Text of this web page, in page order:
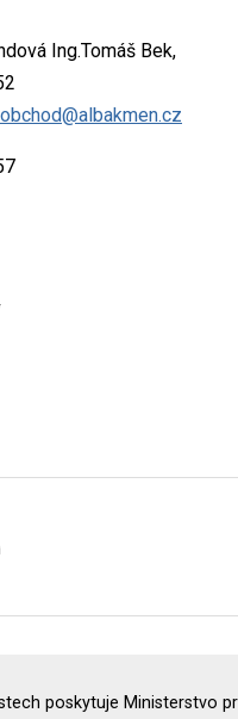
Ing.Tomáš Bek,
poskytuje Ministerstvo